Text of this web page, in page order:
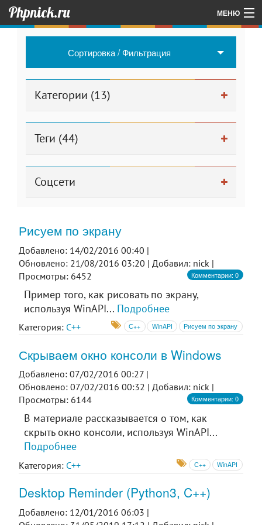
Phpnick.ru МЕНЮ
Главная
Сортировка / Фильтрация
Категории (13)
Теги (44)
Соцсети
Рисуем по экрану
Добавлено: 14/02/2016 00:40 |
Обновлено: 21/08/2016 03:20 | Добавил: nick |
Просмотры: 6452
Комментарии: 0
Пример того, как рисовать по экрану,
используя WinAPI... Подробнее
Категория: C++ С++ WinAPI Рисуем по экрану
Скрываем окно консоли в Windows
Добавлено: 07/02/2016 00:27 |
Обновлено: 07/02/2016 00:32 |Добавил: nick |
Просмотры: 6144
Комментарии: 0
В материале рассказывается о том, как
скрыть окно консоли, используя WinAPI...
Подробнее
Категория: C++ С++ WinAPI
Desktop Reminder (Python3, C++)
Добавлено: 12/01/2016 06:03 |